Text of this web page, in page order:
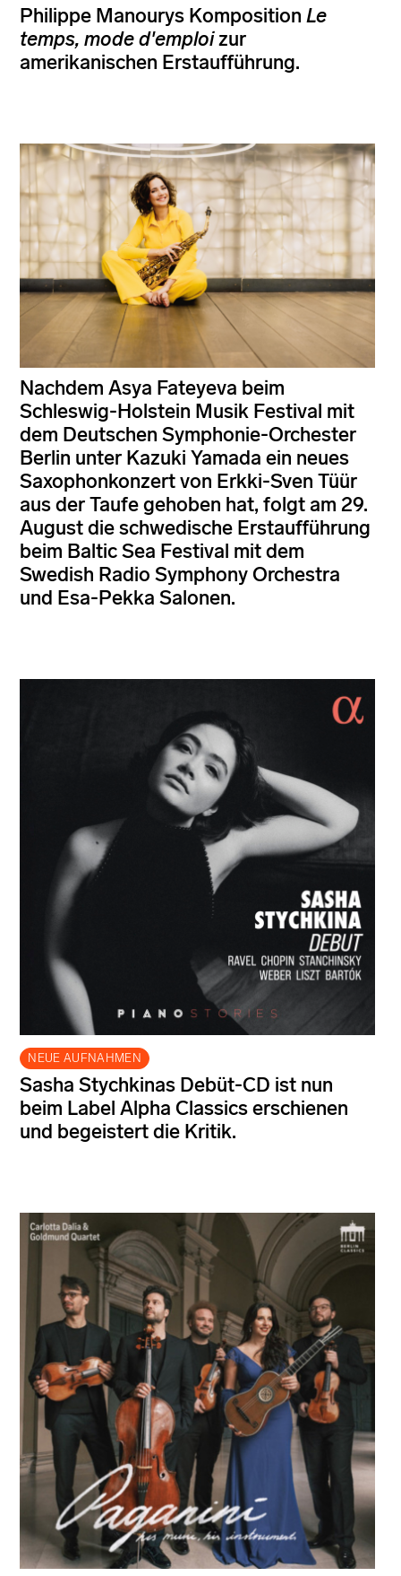
Philippe Manourys Komposition Le
temps, mode d'emploizur
amerikanischen Erstaufführung.
Nachdem Asya Fateyeva beim
Schleswig-Holstein Musik Festival mit
dem Deutschen Symphonie-Orchester
Berlin unter Kazuki Yamada ein neues
Saxophonkonzert von Erkki-Sven Tüür
aus der Taufe gehoben hat, folgt am 29.
August die schwedische Erstaufführung
beim Baltic Sea Festival mit dem
Swedish Radio Symphony Orchestra
und Esa-Pekka Salonen.
NEUE AUFNAHMEN
Sasha Stychkinas Debüt-CD ist nun
beim Label Alpha Classics erschienen
und begeistert die Kritik.